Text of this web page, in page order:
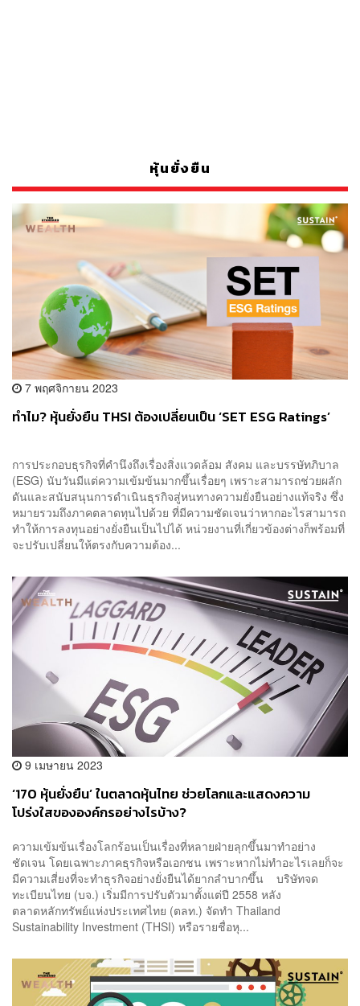
หุ้นยั่งยืน
7 พฤศจิกายน 2023
ทำไม? หุ้นยั่งยืน THSI ต้องเปลี่ยนเป็น ‘SET ESG Ratings’
การประกอบธุรกิจที่คำนึงถึงเรื่องสิ่งแวดล้อม สังคม และบรรษัทภิบาล
(ESG) นับวันมีแต่ความเข้มข้นมากขึ้นเรื่อยๆ เพราะสามารถช่วยผลัก
ดันและสนับสนุนการดำเนินธุรกิจสู่หนทางความยั่งยืนอย่างแท้จริง ซึ่ง
หมายรวมถึงภาคตลาดทุนไปด้วย ที่มีความชัดเจนว่าหากอะไรสามารถ
ทำให้การลงทุนอย่างยั่งยืนเป็นไปได้ หน่วยงานที่เกี่ยวข้องต่างก็พร้อมที่
จะปรับเปลี่ยนให้ตรงกับความต้อง...
9 เมษายน 2023
‘170 หุ้นยั่งยืน’ ในตลาดหุ้นไทย ช่วยโลกและแสดงความ
โปร่งใสขององค์กรอย่างไรบ้าง?
ความเข้มข้นเรื่องโลกร้อนเป็นเรื่องที่หลายฝ่ายลุกขึ้นมาทำอย่าง
ชัดเจน โดยเฉพาะภาคธุรกิจหรือเอกชน เพราะหากไม่ทำอะไรเลยก็จะ
มีความเสี่ยงที่จะทำธุรกิจอย่างยั่งยืนได้ยากลำบากขึ้น บริษัทจด
ทะเบียนไทย (บจ.) เริ่มมีการปรับตัวมาตั้งแต่ปี 2558 หลัง
ตลาดหลักทรัพย์แห่งประเทศไทย (ตลท.) จัดทำ Thailand
Sustainability Investment (THSI) หรือรายชื่อหุ...